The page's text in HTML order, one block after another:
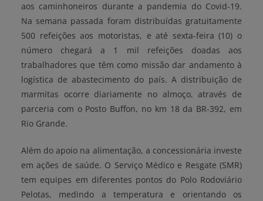
aos caminhoneiros durante a pandemia do Covid-19.
Na semana passada foram distribuídas gratuitamente
500 refeições aos motoristas, e até sexta-feira (10) o
número chegará a 1 mil refeições doadas aos
trabalhadores que têm como missão dar andamento à
logística de abastecimento do país. A distribuição de
marmitas ocorre diariamente no almoço, através de
parceria com o Posto Buffon, no km 18 da BR-392, em
Rio Grande.
Além do apoio na alimentação, a concessionária investe
em ações de saúde. O Serviço Médico e Resgate (SMR)
tem equipes em diferentes pontos do Polo Rodoviário
Pelotas, medindo a temperatura e orientando os